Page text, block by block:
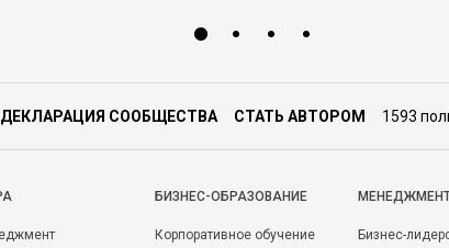
ДЕКЛАРАЦИЯ СООБЩЕСТВА СТАТЬ АВТОРОМ 1593
БИЗНЕС-ОБРАЗОВАНИЕ
Корпоративное обучение
Бизнес-